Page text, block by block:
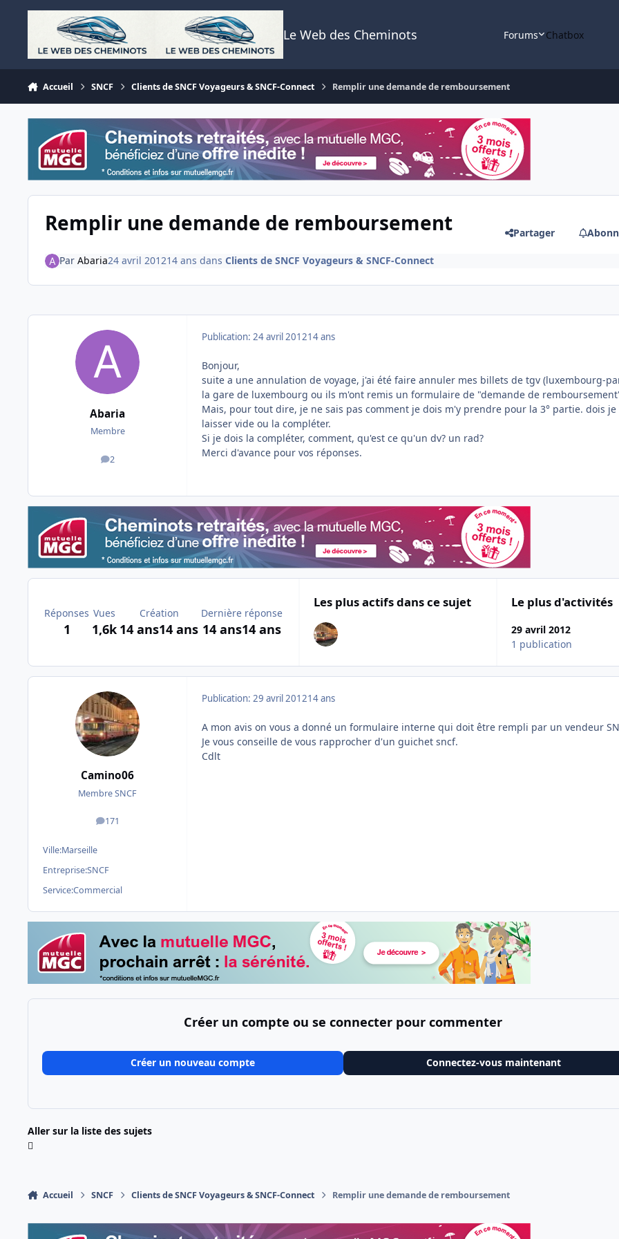
Aller au contenu
Le Web des Cheminots Forums Chatbox
Accueil SNCF Clients de SNCF Voyageurs & SNCF-Connect Remplir une demande de remboursement
Remplir une demande de remboursement Partager
Par Abaria24 avril 201214 ans dans Clients de SNCF Voyageurs & SNCF-Connect
Abaria
Membre
2
messages
Publication: 24 avril 201214 ans
Bonjour,
suite a une annulation de voyage, j'ai été faire annuler mes billets de tgv (luxembourg-
la gare de luxembourg ou ils m'ont remis un formulaire de "demande de
Mais, pour tout dire, je ne sais pas comment je dois m'y prendre pour la 3° partie. dois je
laisser vide ou la compléter.
Si je dois la compléter, comment, qu'est ce qu'un dv? un rad?
Merci d'avance pour vos réponses.
Réponses
1
Vues
1,6k
Création
14 ans14 ans
Dernière réponse
14 ans14 ans
Les plus actifs dans ce sujet Le plus d'activités
29 avril 2012
1 publication
Camino06
Membre SNCF
171
messages
Ville:Marseille
Entreprise:SNCF
Service:Commercial
Publication: 29 avril 201214 ans
A mon avis on vous a donné un formulaire interne qui doit être rempli par un vendeur
Je vous conseille de vous rapprocher d'un guichet sncf.
Cdlt
Créer un compte ou se connecter pour commenter
Créer un nouveau compte Connectez-vous maintenant
Aller sur la liste des sujets
Accueil SNCF Clients de SNCF Voyageurs & SNCF-Connect Remplir une demande de remboursement